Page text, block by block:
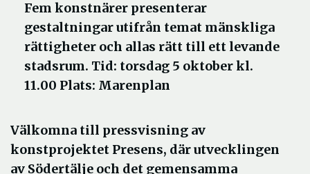
Fem konstnärer presenterar
gestaltningar utifrån temat mänskliga
rättigheter och allas rätt till ett levande
stadsrum. Tid: torsdag 5 oktober kl.
11.00 Plats: Marenplan
Välkomna till pressvisning av
konstprojektet Presens, där utvecklingen
av Södertälje och det gemensamma